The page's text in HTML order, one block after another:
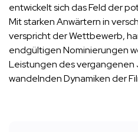
entwickelt sich das Feld der
Mit starken Anwärtern in
verspricht der Wettbewerb,
endgültigen Nominierungen
Leistungen des vergangenen
wandelnden Dynamiken der